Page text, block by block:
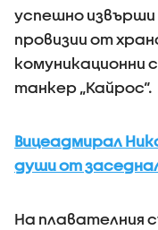
успешно извърши
провизии от
комуникационни
танкер „Кайрос“.
Вицеадмирал
души от
На плавателния